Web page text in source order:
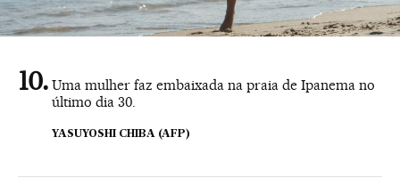
Uma mulher faz embaixada na praia de Ipanema no
último dia 30.
YASUYOSHI CHIBA (AFP)